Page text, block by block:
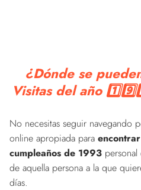
¿Dónde se
Visitas del año
No necesitas seguir navegando
online apropiada para
cumpleaños de 1993
de aquella persona a la que
días.